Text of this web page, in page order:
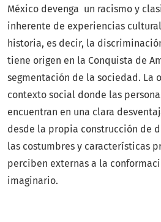
México devenga un racismo y
inherente de experiencias
historia, es decir, la
tiene origen en la Conquista de
segmentación de la sociedad. La
contexto social donde las
encuentran en una clara
desde la propia construcción de
las costumbres y características
perciben externas a la
imaginario.